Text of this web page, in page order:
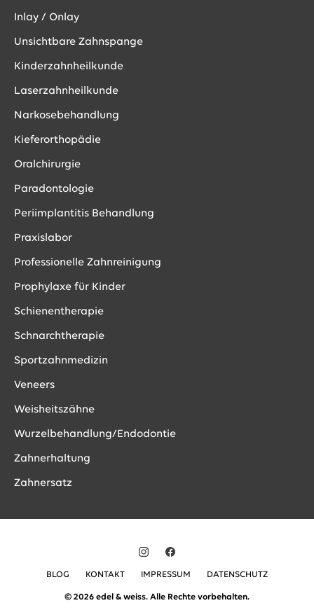
Inlay / Onlay
Unsichtbare Zahnspange
Kinderzahnheilkunde
Laserzahnheilkunde
Narkosebehandlung
Kieferorthopädie
Oralchirurgie
Paradontologie
Periimplantitis Behandlung
Praxislabor
Professionelle Zahnreinigung
Prophylaxe für Kinder
Schienentherapie
Schnarchtherapie
Sportzahnmedizin
Veneers
Weisheitszähne
Wurzelbehandlung/Endodontie
Zahnerhaltung
Zahnersatz
BLOG KONTAKT IMPRESSUM DATENSCHUTZ
© 2026 edel & weiss. Alle Rechte vorbehalten.